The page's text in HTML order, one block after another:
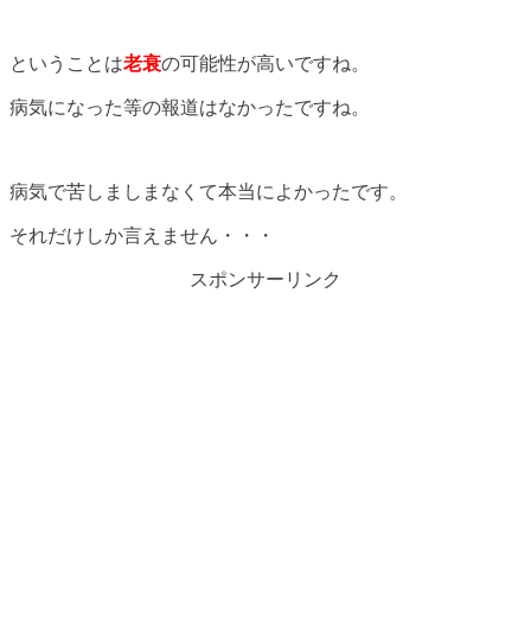
ということは老衰の可能性が高いですね。
病気になった等の報道はなかったですね。
病気で苦しましまなくて本当によかったです。
それだけしか言えません・・・
スポンサーリンク